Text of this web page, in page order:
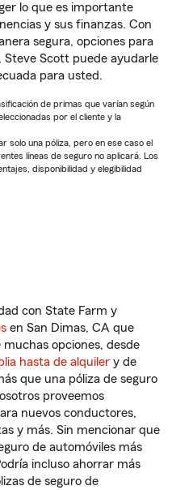
lo que es importante
y sus finanzas. Con
segura, opciones para
Scott puede ayudarle
para usted.
de primas que varían según
por el cliente y la
solo una póliza, pero en ese caso el
líneas de seguro no aplicará. Los
disponibilidad y elegibilidad
con State Farm y
en San Dimas, CA que
opciones, desde
hasta de alquiler y de
que una póliza de seguro
proveemos
nuevos conductores,
y más. Sin mencionar que
de automóviles más
incluso ahorrar más
de seguro de